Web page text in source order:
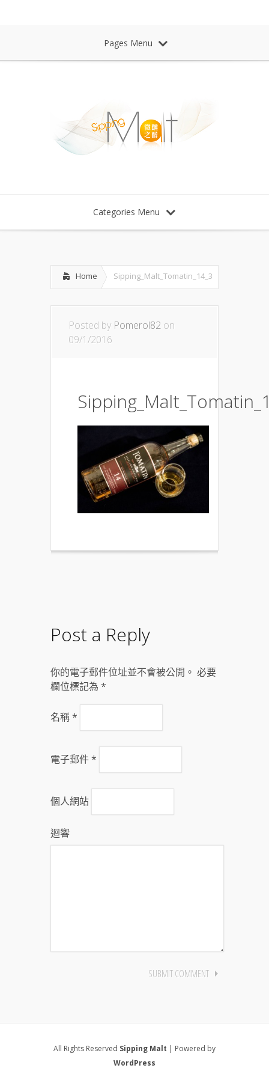
Pages Menu
Categories Menu
Home Sipping_Malt_Tomatin_14_3
Posted by Pomerol82 on
09/1/2016
Post a Reply
你的電子郵件位址並不會被公開。 必要
欄位標記為 *
名稱*
電子郵件*
個人網站
迴響
All Rights Reserved Sipping Malt | Powered by
WordPress